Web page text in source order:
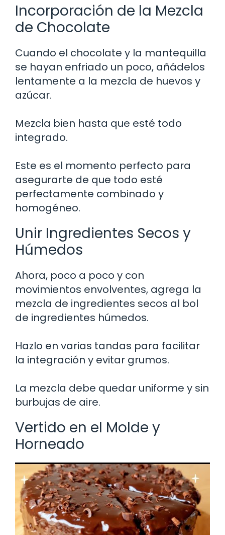
Incorporación de la Mezcla
de Chocolate
Cuando el chocolate y la mantequilla
se hayan enfriado un poco, añádelos
lentamente a la mezcla de huevos y
azúcar.
Mezcla bien hasta que esté todo
integrado.
Este es el momento perfecto para
asegurarte de que todo esté
perfectamente combinado y
homogéneo.
Unir Ingredientes Secos y
Húmedos
Ahora, poco a poco y con
movimientos envolventes, agrega la
mezcla de ingredientes secos al bol
de ingredientes húmedos.
Hazlo en varias tandas para facilitar
la integración y evitar grumos.
La mezcla debe quedar uniforme y sin
burbujas de aire.
Vertido en el Molde y
Horneado